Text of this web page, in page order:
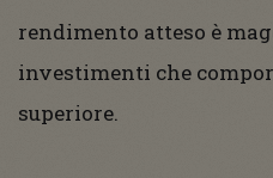
rendimento atteso è
investimenti che
superiore.